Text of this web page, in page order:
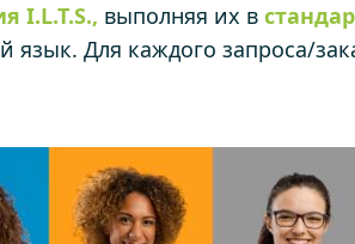
I.L.T.S., выполняя их в
язык. Для каждого запроса/